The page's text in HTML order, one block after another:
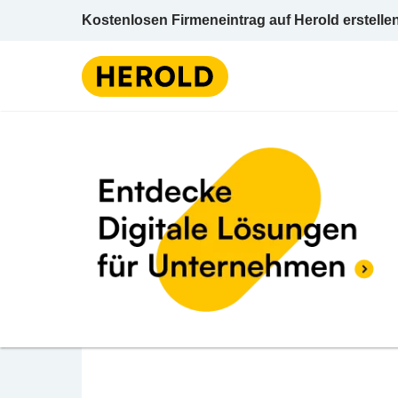
Kostenlosen Firmeneintrag auf Herold
BEWERTUNG ABGEBEN
Wildanger Stefan
Hägerau 9 6655 Steeg Reutte Tirol
Lebensmittel / Erzeugung u Großhandel